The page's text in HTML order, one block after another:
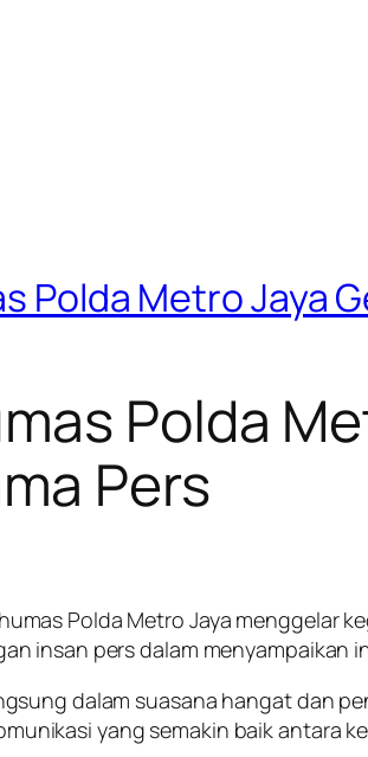
Polda Metro Jaya
Polda
Pers
Polda Metro Jaya menggelar
insan pers dalam menyampaikan
dalam suasana hangat dan
yang semakin baik antara